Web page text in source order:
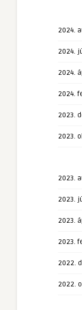
2024.
2024.
2024.
2024.
2023.
2023.
2023.
2023.
2023.
2023.
2022.
2022.